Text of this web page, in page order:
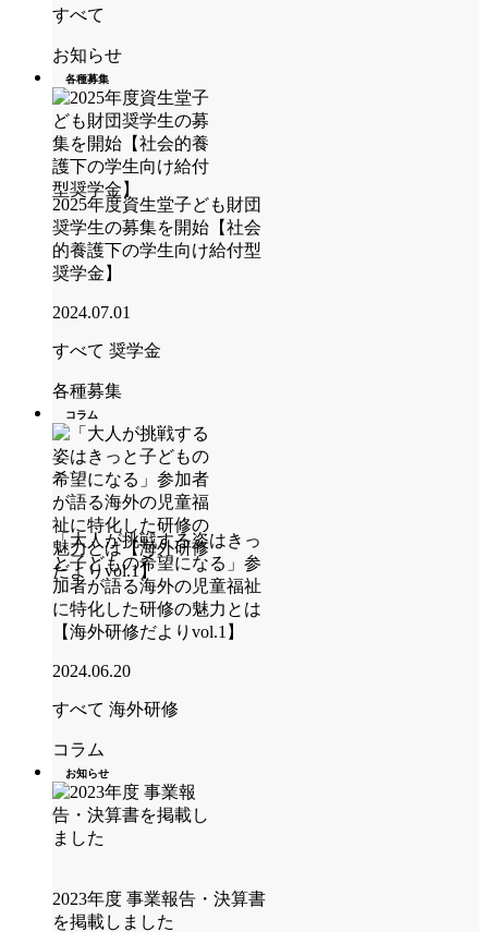
すべて
お知らせ
各種募集
2025年度資生堂子ども財団
奨学生の募集を開始【社会
的養護下の学生向け給付型
奨学金】
2024.07.01
すべて 奨学金
各種募集
コラム
「大人が挑戦する姿はきっ
と子どもの希望になる」参
加者が語る海外の児童福祉
に特化した研修の魅力とは
【海外研修だよりvol.1】
2024.06.20
すべて 海外研修
コラム
お知らせ
2023年度 事業報告・決算書
を掲載しました